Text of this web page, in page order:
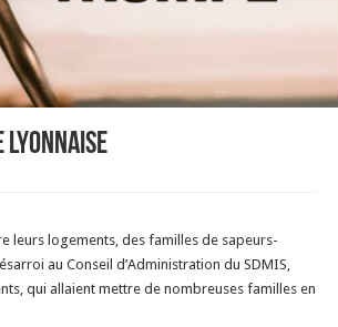
leurs logements, des familles de sapeurs-
au Conseil d’Administration du SDMIS,
qui allaient mettre de nombreuses familles en